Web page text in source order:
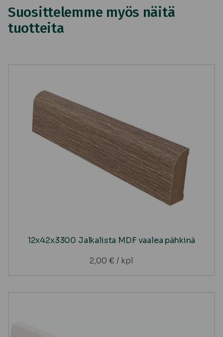
Suosittelemme myös näitä
tuotteita
12x42x3300 Jalkalista MDF vaalea pähkinä
2,00 € / kpl